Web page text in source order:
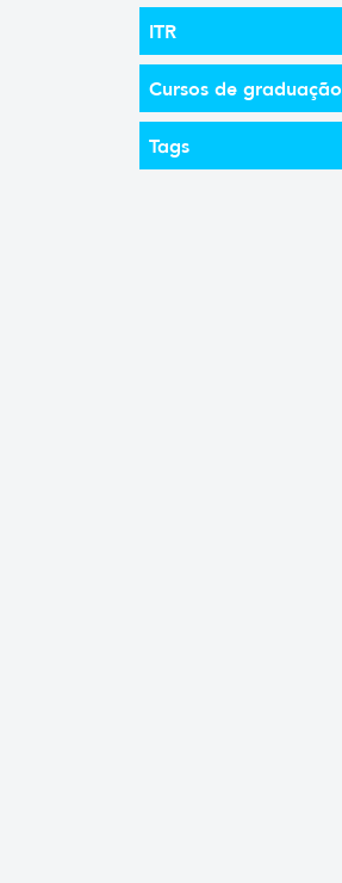
ITR
Cursos de graduação
Tags